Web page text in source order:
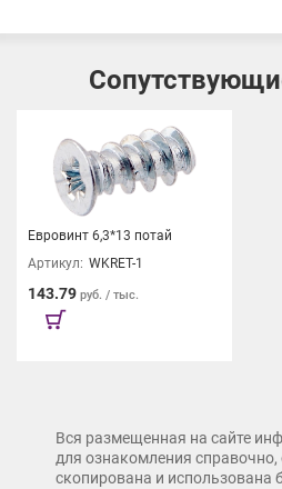
Евровинт 6,3*13 потай
Артикул: WKRET-1
143.79 руб. / тыс.
Вся размещенная на сайте
для ознакомления
скопирована и использована